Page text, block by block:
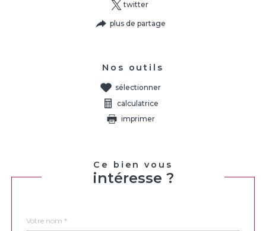
twitter
plus de partage
Nos outils
sélectionner
calculatrice
imprimer
Ce bien vous
intéresse ?
par
*